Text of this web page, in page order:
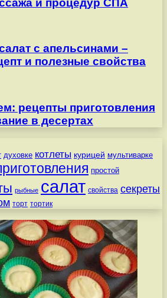
и процедур СПА
с апельсинами –
и полезные свойства
рецепты приготовления
в десертах
духовке котлеты курицей мультиварке
простой
рыбные салат свойства секреты
торт тортик